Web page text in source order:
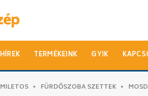
HÍREK TERMÉKEINK GYIK
MILETOS FÜRDŐSZOBA SZETTEK